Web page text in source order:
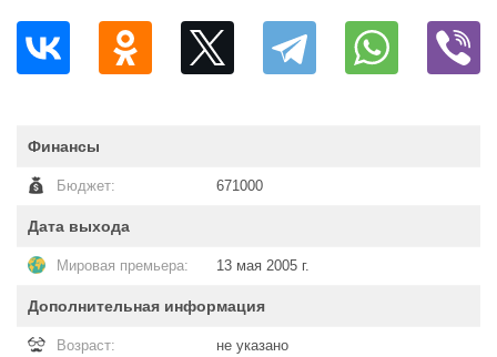
Финансы
Бюджет: 671000
Дата выхода
Мировая премьера: 13 мая 2005 г.
Дополнительная информация
Возраст: не указано